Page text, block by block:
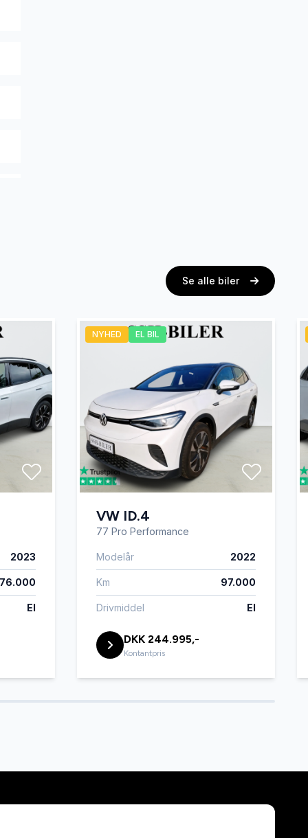
Se alle biler
2023
76.000
El
NYHED EL BIL
VW ID.4
77 Pro Performance
Modelår 2022
Km 97.000
Drivmiddel El
DKK 244.995,-
Kontantpris